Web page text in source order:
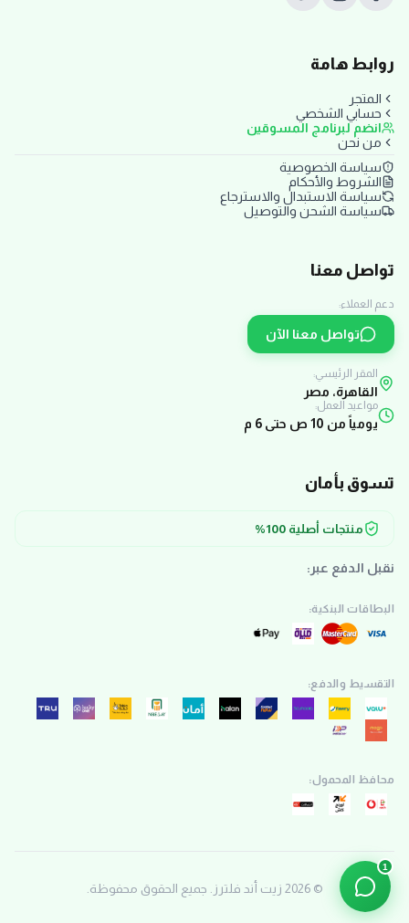
روابط هامة
المتجر
حسابي الشخصي
انضم لبرنامج المسوقين
من نحن
سياسة الخصوصية
الشروط والأحكام
سياسة الاستبدال والاسترجاع
سياسة الشحن والتوصيل
تواصل معنا
دعم العملاء:
تواصل معنا الآن
المقر الرئيسي:
القاهرة، مصر
مواعيد العمل:
يومياً من 10 ص حتى 6 م
تسوق بأمان
منتجات أصلية 100%
نقبل الدفع عبر:
البطاقات البنكية:
التقسيط والدفع:
محافظ المحمول:
©
2026 زيت أند فلترز. جميع الحقوق محفوظة.
1